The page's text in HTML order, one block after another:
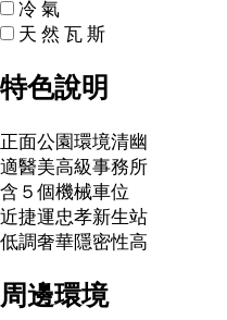
冷 氣
天 然 瓦 斯
特色說明
正面公園環境清幽
適醫美高級事務所
含５個機械車位
近捷運忠孝新生站
低調奢華隱密性高
周邊環境